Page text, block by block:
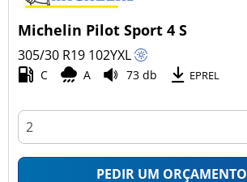
Michelin Pilot Sport 4 S
305/30 R19 102YXL
C A 73 db EPREL
PEDIR UM ORÇAMENTO